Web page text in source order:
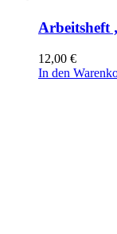
Arbeitsheft
12,00 €
In den